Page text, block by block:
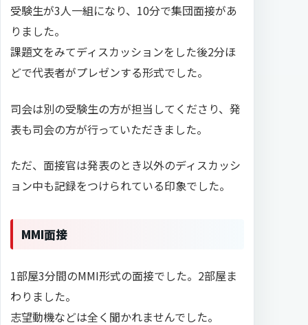
受験生が3人一組になり、10分で集団面接があ
りました。
課題文をみてディスカッションをした後2分ほ
どで代表者がプレゼンする形式でした。
司会は別の受験生の方が担当してくださり、発
表も司会の方が行っていただきました。
ただ、面接官は発表のとき以外のディスカッシ
ョン中も記録をつけられている印象でした。
MMI面接
1部屋3分間のMMI形式の面接でした。2部屋ま
わりました。
志望動機などは全く聞かれませんでした。